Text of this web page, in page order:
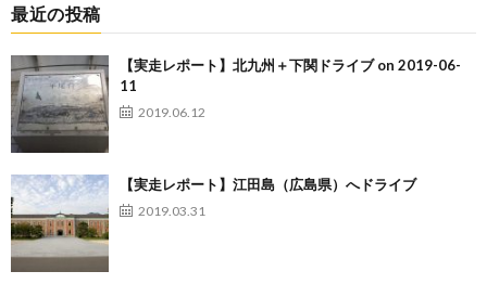
最近の投稿
【実走レポート】北九州＋下関ドライブ on 2019-06-
11
2019.06.12
【実走レポート】江田島（広島県）へドライブ
2019.03.31